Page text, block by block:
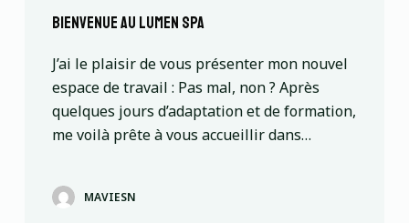
Bienvenue au lumen spa
J’ai le plaisir de vous présenter mon nouvel
espace de travail : Pas mal, non ? Après
quelques jours d’adaptation et de formation,
me voilà prête à vous accueillir dans…
MAVIESN